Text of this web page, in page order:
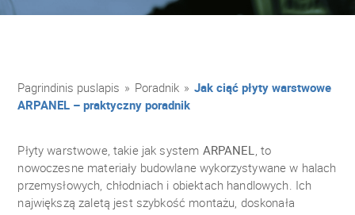
Pagrindinis puslapis » Poradnik » Jak ciąć płyty warstwowe
ARPANEL – praktyczny poradnik
Płyty warstwowe, takie jak system ARPANEL, to
nowoczesne materiały budowlane wykorzystywane w halach
przemysłowych, chłodniach i obiektach handlowych. Ich
największą zaletą jest szybkość montażu, doskonała